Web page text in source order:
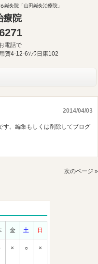
鍼灸院「山田鍼灸治療院」
療院
電話で
賀4-12-6ｿｱﾗ日康102
2014/04/03
す。編集もしくは削除してブログ
次のページ »
金 土
日
× ○
×